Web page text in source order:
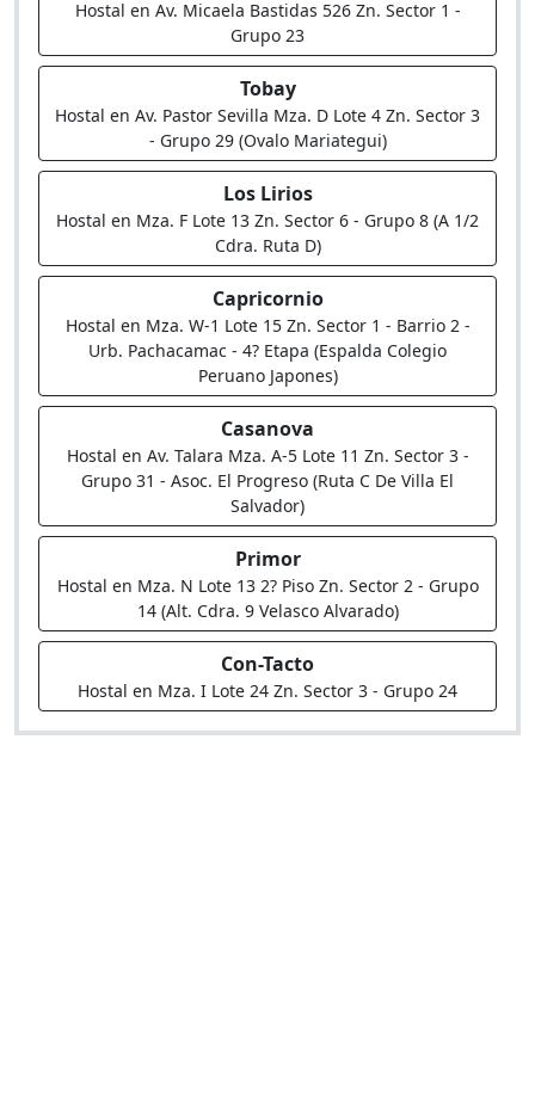
Hostal en Av. Micaela Bastidas 526 Zn. Sector 1 -
Grupo 23
Tobay
Hostal en Av. Pastor Sevilla Mza. D Lote 4 Zn. Sector 3
- Grupo 29 (Ovalo Mariategui)
Los Lirios
Hostal en Mza. F Lote 13 Zn. Sector 6 - Grupo 8 (A 1/2
Cdra. Ruta D)
Capricornio
Hostal en Mza. W-1 Lote 15 Zn. Sector 1 - Barrio 2 -
Urb. Pachacamac - 4? Etapa (Espalda Colegio
Peruano Japones)
Casanova
Hostal en Av. Talara Mza. A-5 Lote 11 Zn. Sector 3 -
Grupo 31 - Asoc. El Progreso (Ruta C De Villa El
Salvador)
Primor
Hostal en Mza. N Lote 13 2? Piso Zn. Sector 2 - Grupo
14 (Alt. Cdra. 9 Velasco Alvarado)
Con-Tacto
Hostal en Mza. I Lote 24 Zn. Sector 3 - Grupo 24